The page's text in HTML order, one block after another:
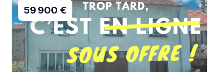
59 900 €